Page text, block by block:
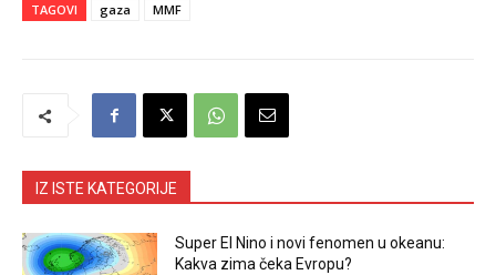
TAGOVI gaza MMF
IZ ISTE KATEGORIJE
Super El Nino i novi fenomen u okeanu:
Kakva zima čeka Evropu?